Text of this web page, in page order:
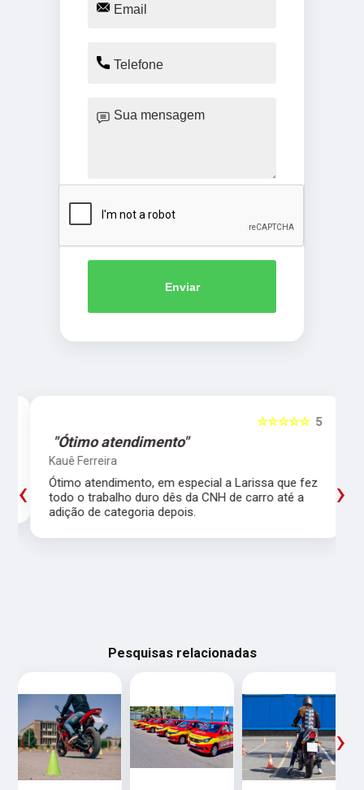
Enviar
5
☆☆☆☆☆
"Ótimo atendimento"
Kauê Ferreira
Ótimo atendimento, em especial a Larissa que fez
todo o trabalho duro dês da CNH de carro até a
adição de categoria depois.
‹ ›
Pesquisas relacionadas
‹ ›